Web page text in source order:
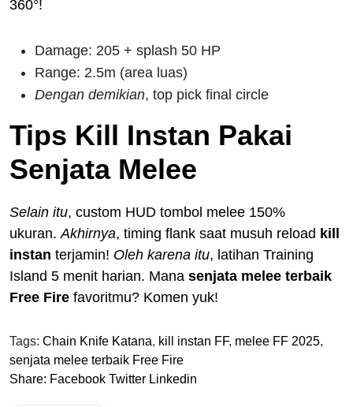
360°!
Damage: 205 + splash 50 HP
Range: 2.5m (area luas)
Dengan demikian, top pick final circle
Tips Kill Instan Pakai
Senjata Melee
Selain itu, custom HUD tombol melee 150%
ukuran. Akhirnya, timing flank saat musuh reload kill
instan terjamin! Oleh karena itu, latihan Training
Island 5 menit harian. Mana senjata melee terbaik
Free Fire favoritmu? Komen yuk!
Tags: Chain Knife Katana, kill instan FF, melee FF 2025,
senjata melee terbaik Free Fire
Share: Facebook Twitter Linkedin